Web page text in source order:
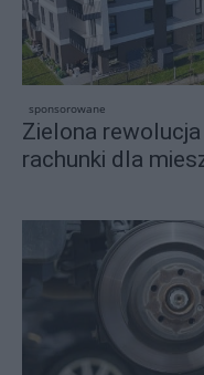
sponsorowane
Zielona
rachunki dla